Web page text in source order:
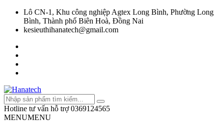
Lô CN-1, Khu công nghiệp Agtex Long Bình, Phường Long
Bình, Thành phố Biên Hoà, Đồng Nai
kesieuthihanatech@gmail.com
Hotline tư vấn hỗ trợ 0369124565
MENUMENU